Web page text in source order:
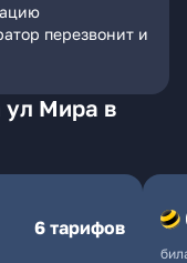
перезвонит и
ул Мира в
6 тарифов